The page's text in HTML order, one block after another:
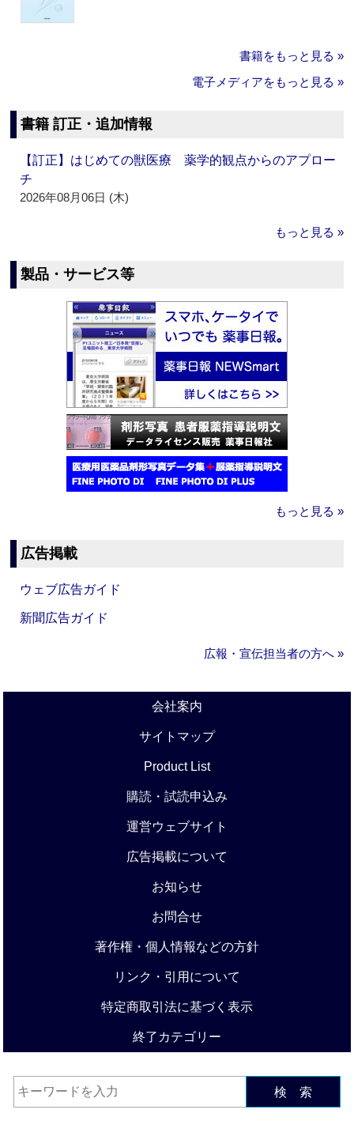
書籍をもっと見る »
電子メディアをもっと見る »
書籍 訂正・追加情報
【訂正】はじめての獣医療 薬学的観点からのアプロー
チ
2026年08月06日 (木)
もっと見る »
製品・サービス等
もっと見る »
広告掲載
ウェブ広告ガイド
新聞広告ガイド
広報・宣伝担当者の方へ »
会社案内
サイトマップ
Product List
購読・試読申込み
運営ウェブサイト
広告掲載について
お知らせ
お問合せ
著作権・個人情報などの方針
リンク・引用について
特定商取引法に基づく表示
終了カテゴリー
検 索